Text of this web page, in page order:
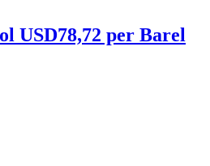
USD78,72 per Barel